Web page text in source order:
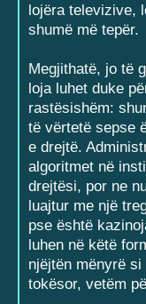
lojëra televizive,
shumë më tepër.
Megjithatë, jo të
loja luhet duke
rastësishëm:
të vërtetë sepse
e drejtë.
algoritmet në
drejtësi, por ne
luajtur me një
pse është
luhen në këtë
njëjtën mënyrë
tokësor, vetëm